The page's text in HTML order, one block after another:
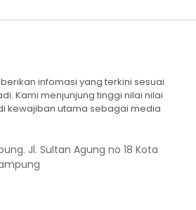
infomasi yang terkini sesuai
Kami menjunjung tinggi nilai nilai
kewajiban utama sebagai media
Jl. Sultan Agung no 18 Kota